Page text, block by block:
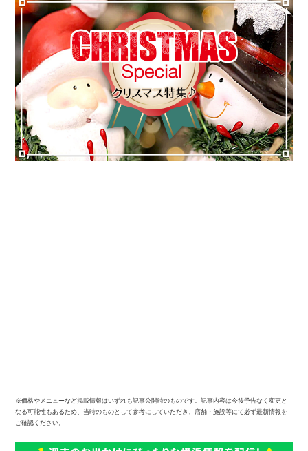
※価格やメニューなど掲載情報はいずれも記事公開時のものです。記事内容は今後予告なく変更と
なる可能性もあるため、当時のものとして参考にしていただき、店舗・施設等にて必ず最新情報を
ご確認ください。